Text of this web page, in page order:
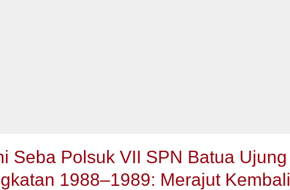
Seba Polsuk VII SPN Batua Ujung
1988–1989: Merajut Kembali